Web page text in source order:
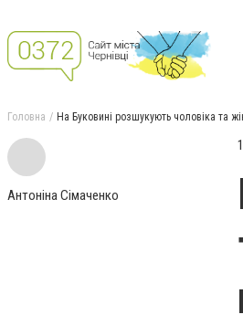
Головна На Буковині розшукують чоловіка та
Антоніна Сімаченко